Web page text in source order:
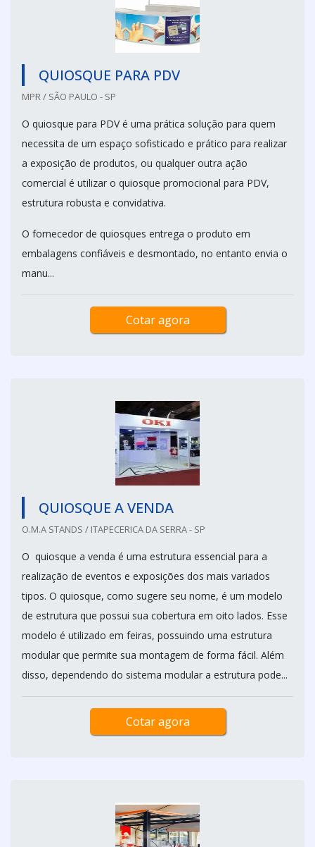
QUIOSQUE PARA PDV
MPR / SÃO PAULO - SP
O quiosque para PDV é uma prática solução para quem
necessita de um espaço sofisticado e prático para realizar
a exposição de produtos, ou qualquer outra ação
comercial é utilizar o quiosque promocional para PDV,
estrutura robusta e convidativa.
O fornecedor de quiosques entrega o produto em
embalagens confiáveis e desmontado, no entanto envia o
manu...
Cotar agora
QUIOSQUE A VENDA
O.M.A STANDS / ITAPECERICA DA SERRA - SP
O quiosque a venda é uma estrutura essencial para a
realização de eventos e exposições dos mais variados
tipos. O quiosque, como sugere seu nome, é um modelo
de estrutura que possui sua cobertura em oito lados. Esse
modelo é utilizado em feiras, possuindo uma estrutura
modular que permite sua montagem de forma fácil. Além
disso, dependendo do sistema modular a estrutura pode...
Cotar agora